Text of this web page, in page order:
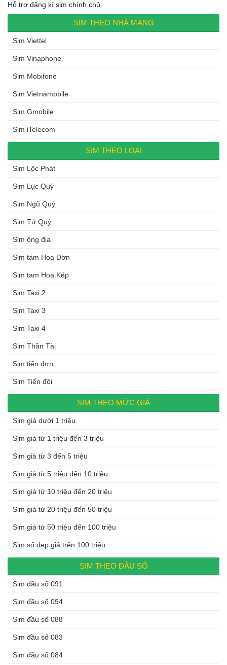
Hỗ trợ đăng kí sim chính chủ.
SIM THEO NHÀ MẠNG
Sim Viettel
Sim Vinaphone
Sim Mobifone
Sim Vietnamobile
Sim Gmobile
Sim iTelecom
SIM THEO LOẠI
Sim Lộc Phát
Sim Lục Quý
Sim Ngũ Quý
Sim Tứ Quý
Sim ông địa
Sim tam Hoa Đơn
Sim tam Hoa Kép
Sim Taxi 2
Sim Taxi 3
Sim Taxi 4
Sim Thần Tài
Sim tiến đơn
Sim Tiến đôi
SIM THEO MỨC GIÁ
Sim giá dưới 1 triệu
Sim giá từ 1 triệu đến 3 triệu
Sim giá từ 3 đến 5 triệu
Sim giá từ 5 triệu đến 10 triệu
Sim giá từ 10 triệu đến 20 triệu
Sim giá từ 20 triệu đến 50 triệu
Sim giá từ 50 triệu đến 100 triệu
Sim số đẹp giá trên 100 triệu
SIM THEO ĐẦU SỐ
Sim đầu số 091
Sim đầu số 094
Sim đầu số 088
Sim đầu số 083
Sim đầu số 084